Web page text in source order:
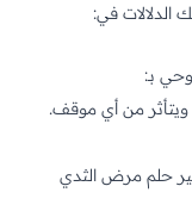
الدلالات في:
بـ:
من أي موقف.
حلم مرض الثدي